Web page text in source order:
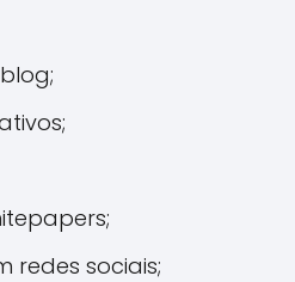
redes sociais;